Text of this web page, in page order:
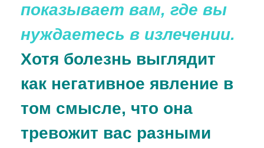
показывает вам, где вы
нуждаетесь в излечении.
Хотя болезнь выглядит
как негативное явление в
том смысле, что она
тревожит вас разными